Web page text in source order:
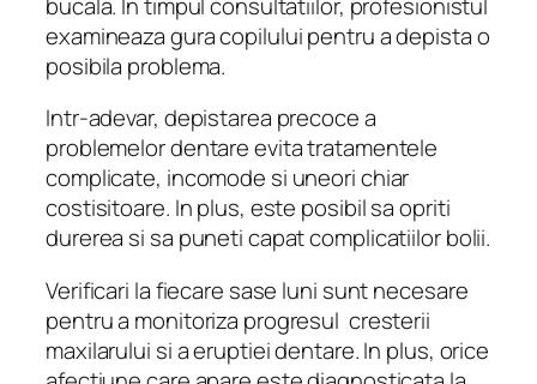
examineaza gura copilului pentru a depista o
posibila problema.
Intr-adevar, depistarea precoce a
problemelor dentare evita tratamentele
complicate, incomode si uneori chiar
costisitoare. In plus, este posibil sa opriti
durerea si sa puneti capat complicatiilor bolii.
Verificari la fiecare sase luni sunt necesare
pentru a monitoriza progresul cresterii
maxilarului si a eruptiei dentare. In plus, orice